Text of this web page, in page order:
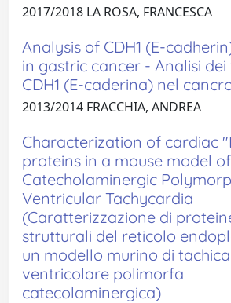
2017/2018 LA ROSA, FRANCESCA
Analysis of CDH1 (E-
in gastric cancer - Analisi
CDH1 (E-caderina) nel
2013/2014 FRACCHIA, ANDREA
Characterization of cardiac
proteins in a mouse model
Catecholaminergic
Ventricular Tachycardia
(Caratterizzazione di
strutturali del reticolo
un modello murino di
ventricolare polimorfa
catecolaminergica)